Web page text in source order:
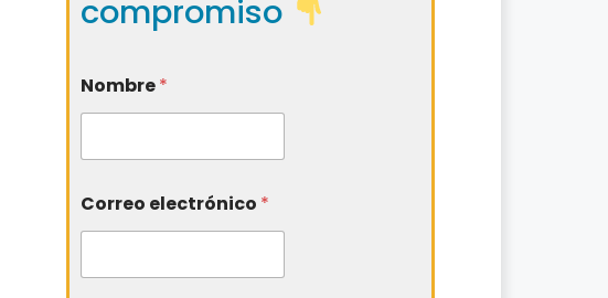
compromiso
Nombre*
Correo electrónico *